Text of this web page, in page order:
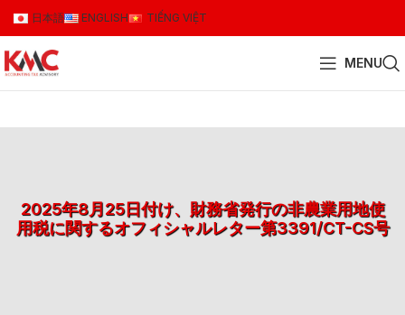
日本語 ENGLISH TIẾNG VIỆT
MENU
2025年8月25日付け、財務省発行の非農業用地使
用税に関するオフィシャルレター第3391/CT-CS号